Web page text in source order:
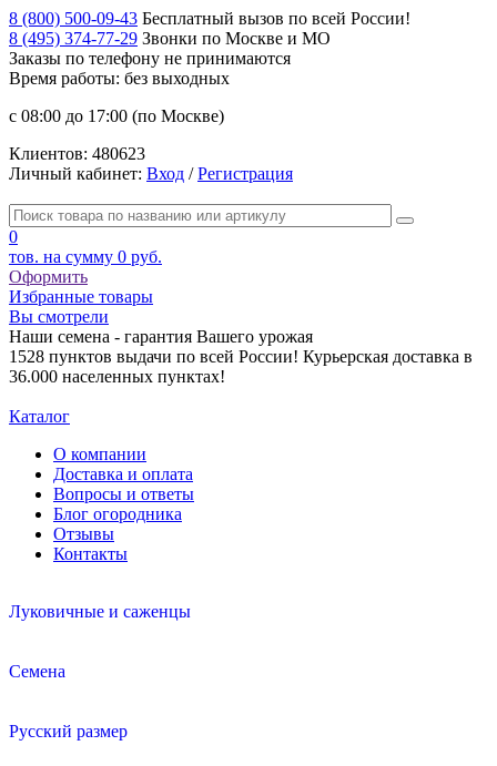
8 (800) 500-09-43 Бесплатный вызов по всей России!
8 (495) 374-77-29 Звонки по Москве и МО
Заказы по телефону не принимаются
Время работы: без выходных
с 08:00 до 17:00 (по Москве)
Клиентов: 480623
Личный кабинет: Вход /Регистрация
0
тов. на сумму 0 руб.
Оформить
Избранные товары
Вы смотрели
Наши семена - гарантия Вашего урожая
1528 пунктов выдачи по всей России! Курьерская доставка в
36.000 населенных пунктах!
Каталог
О компании
Доставка и оплата
Вопросы и ответы
Блог огородника
Отзывы
Контакты
Луковичные и саженцы
Семена
Русский размер